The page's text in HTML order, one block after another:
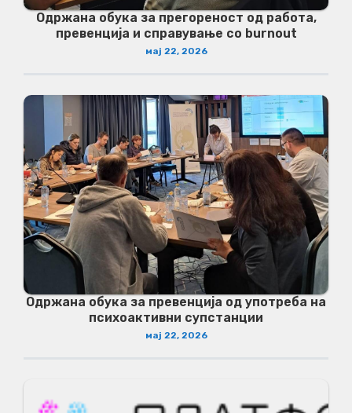
Одржана обука за прегореност од работа,
превенција и справување со burnout
мај 22, 2026
Одржана обука за превенција од употреба на
психоактивни супстанции
мај 22, 2026